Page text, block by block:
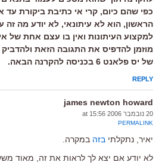
כפי שהם כיום, קרי אי כתיבת ביקורת עד
הראשון, הוא לא עיתונאי, לא יודע מה זה
למקצוע העיתונות ואין בו עצם אחת של
מוזמן להדפיס את התגובה הזאת
של יס פלאנט 6 בכניסה להקרנה הבאה.
REPLY
james newton howard
20 נובמבר 2006 at 15:56
PERMALINK
יאיר, נתקלתי בזה במקרה.
לא יודע אם יצא לך לראות את זה, מאוד